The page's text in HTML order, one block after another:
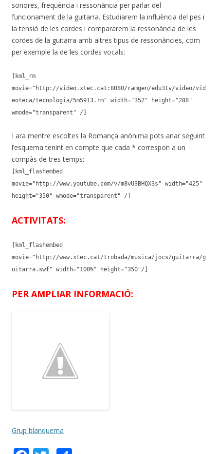
sonores, freqüència i ressonància per parlar del
funcionament de la guitarra. Estudiarem la influència del pes i
la tensió de les cordes i compararem la ressonància de les
cordes de la guitarra amb altres tipus de ressonàncies, com
per exemple la de les cordes vocals:
[kml_rm
movie="http://video.xtec.cat:8080/ramgen/edu3tv/video/vid
eoteca/tecnologia/5m5913.rm" width="352" height="288"
wmode="transparent" /]
I ara mentre escoltes la Romança anònima pots anar seguint
l’esquema tenint en compte que cada * correspon a un
compàs de tres temps:
[kml_flashembed
movie="http://www.youtube.com/v/m8vU3BHQX3s" width="425"
height="350" wmode="transparent" /]
ACTIVITATS:
[kml_flashembed
movie="http://www.xtec.cat/trobada/musica/jocs/guitarra/g
uitarra.swf" width="100%" height="350"/]
PER AMPLIAR INFORMACIÓ:
Grup blanquerna